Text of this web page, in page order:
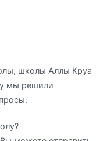
школы Аллы Круа
мы решили